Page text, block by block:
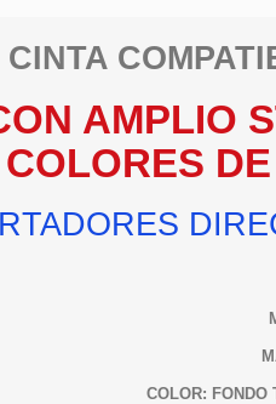
CINTA
AMPLIO
COLOR: FONDO